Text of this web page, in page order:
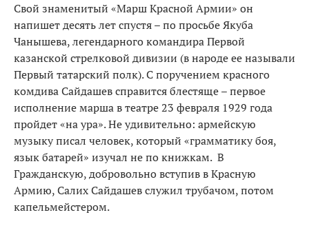
Свой знаменитый «Марш Красной Армии» он
напишет десять лет спустя – по просьбе Якуба
Чанышева, легендарного командира Первой
казанской стрелковой дивизии (в народе ее называли
Первый татарский полк). С поручением красного
комдива Сайдашев справится блестяще – первое
исполнение марша в театре 23 февраля 1929 года
пройдет «на ура». Не удивительно: армейскую
музыку писал человек, который «грамматику боя,
язык батарей» изучал не по книжкам. В
Гражданскую, добровольно вступив в Красную
Армию, Салих Сайдашев служил трубачом, потом
капельмейстером.